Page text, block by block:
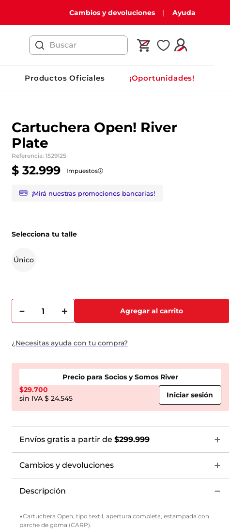
Cambios y devoluciones Ayuda
Buscar
Productos Oficiales ¡Oportunidades!
Cartuchera Open! River
Plate
Referencia: 1529125
$ 32.999 Impuestos
¡Mirá nuestras promociones bancarias!
Selecciona tu talle
Único
＋
－ Agregar al carrito
¿Necesitas ayuda con tu compra?
Precio para Socios y Somos River
$29.700
$ 24.545
Envíos gratis a partir de $299.999
Cambios y devoluciones
Descripción
•Cartuchera Open, tipo textil, apertura completa, estampada con
parche de goma (CARP).